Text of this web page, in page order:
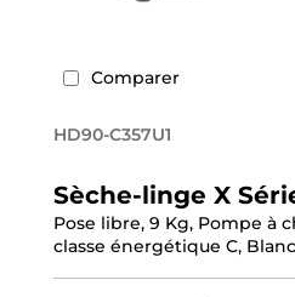
Comparer
HD90-C357U1
Sèche-linge X
Pose libre, 9 Kg, Pompe à
classe énergétique C, Blanc